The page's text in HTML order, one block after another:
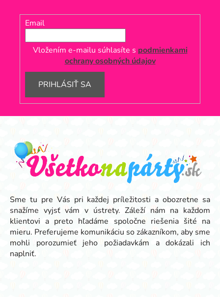
Email
Vložením e-mailu súhlasíte s podmienkami
ochrany osobných údajov
PRIHLÁSIŤ SA
Z
Sme tu pre Vás pri každej príležitosti a obozretne sa
snažíme vyjsť vám v ústrety. Záleží nám na každom
klientovi a preto hľadáme spoločne riešenia šité na
mieru. Preferujeme komunikáciu so zákazníkom, aby sme
mohli porozumieť jeho požiadavkám a dokázali ich
naplniť.